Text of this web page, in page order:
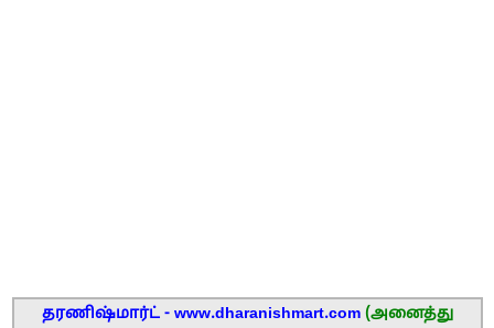
தரணிஷ்மார்ட் - www.dharanishmart.com (அனைத்து